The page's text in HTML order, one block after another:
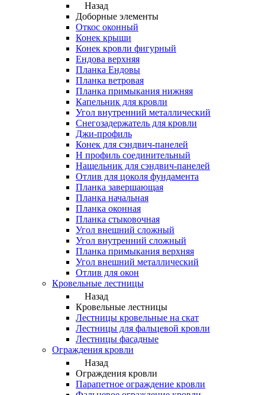
Назад
Доборные элементы
Откос оконный
Конек крыши
Конек кровли фигурный
Ендова верхняя
Планка Ендовы
Планка ветровая
Планка примыкания нижняя
Капельник для кровли
Угол внутренний металлический
Снегозадержатель для кровли
Джи-профиль
Конек для сэндвич-панелей
Н профиль соединительный
Нащельник для сэндвич-панелей
Отлив для цоколя фундамента
Планка завершающая
Планка начальная
Планка оконная
Планка стыковочная
Угол внешний сложный
Угол внутренний сложный
Планка примыкания верхняя
Угол внешний металлический
Отлив для окон
Кровельные лестницы
Назад
Кровельные лестницы
Лестницы кровельные на скат
Лестницы для фальцевой кровли
Лестницы фасадные
Ограждения кровли
Назад
Ограждения кровли
Парапетное ограждение кровли